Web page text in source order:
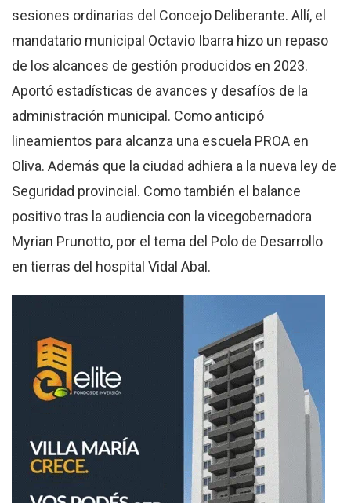
sesiones ordinarias del Concejo Deliberante. Allí, el
mandatario municipal Octavio Ibarra hizo un repaso
de los alcances de gestión producidos en 2023.
Aportó estadísticas de avances y desafíos de la
administración municipal. Como anticipó
lineamientos para alcanza una escuela PROA en
Oliva. Además que la ciudad adhiera a la nueva ley de
Seguridad provincial. Como también el balance
positivo tras la audiencia con la vicegobernadora
Myrian Prunotto, por el tema del Polo de Desarrollo
en tierras del hospital Vidal Abal.